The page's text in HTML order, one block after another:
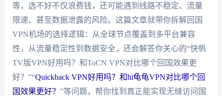
等，选不好不仅浪费钱，还可能遇到线路不稳定、流量
限速、甚至数据泄露的风险。这篇文章就带你拆解回国
VPN机场的选择逻辑：从全球节点覆盖到多平台兼容
性，从流量稳定性到数据安全，还会解答你关心的“快帆
TV版VPN好用吗？和ToCN VPN对比哪个回国效果更
好？”“Quickback VPN好用吗？和hi龟龟VPN对比哪个回
国效果更好？ ”等问题，帮你找到真正能实现无缝访问国